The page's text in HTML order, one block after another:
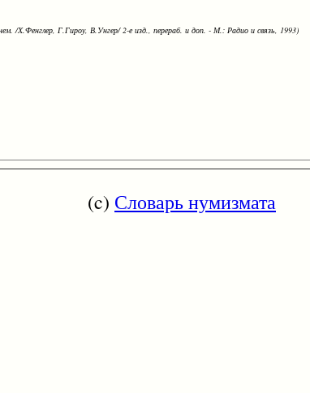
/Х.Фенглер, Г.Гироу, В.Унгер/ 2-е изд., перераб. и доп. - М.: Радио и связь, 1993)
(c) Словарь нумизмата